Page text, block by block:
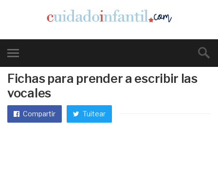
Fichas para prender a escribir las
vocales
Compartir Tuitear